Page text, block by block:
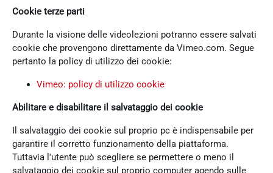
Cookie terze parti
Durante la visione delle videolezioni potranno essere salvati
cookie che provengono direttamente da Vimeo.com. Segue
pertanto la policy di utilizzo dei cookie:
Vimeo: policy di utilizzo cookie
Abilitare e disabilitare il salvataggio dei cookie
Il salvataggio dei cookie sul proprio pc è indispensabile per
garantire il corretto funzionamento della piattaforma.
Tuttavia l'utente può scegliere se permettere o meno il
salvataggio dei cookie sul proprio computer agendo sulle